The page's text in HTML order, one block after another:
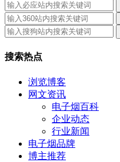
搜索热点
浏览博客
网文资讯
电子烟百科
企业动态
行业新闻
电子烟品牌
博主推荐